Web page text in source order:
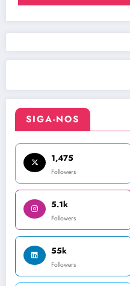
SIGA-NOS
1,475
Followers
5.1k
Followers
55k
Followers